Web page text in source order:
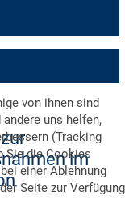
im
von ihnen sind
uns helfen,
(Tracking
Sie die Cookies
einer Ablehnung
Seite zur Verfügung